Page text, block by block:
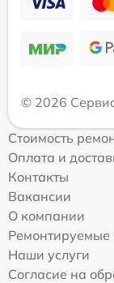
© 2026
Стоимость
Оплата и
Контакты
Вакансии
О компании
Ремонтируемые
Наши услуги
Согласие на